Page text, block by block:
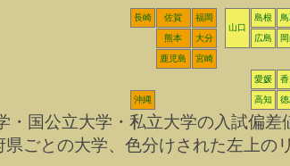
長崎 佐賀
福岡
山口
島根
鳥
熊本 大分 広島
鹿児島 宮崎
愛媛 香
沖縄 高知 徳
国公立大学・私立大学の入試偏
ごとの大学、色分けされた左上の